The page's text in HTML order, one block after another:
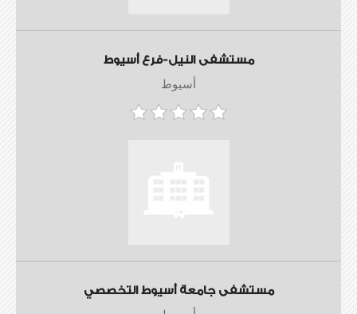
مستشفى النيل-فرع أسيوط
أسيوط
مستشفى جامعة أسيوط التخصصي